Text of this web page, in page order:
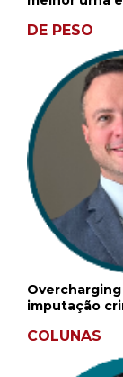
DE PESO
imputação
COLUNAS